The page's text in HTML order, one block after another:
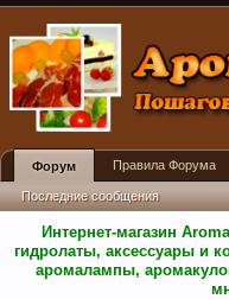
Интернет-магазин
гидролаты, аксессуары и
аромалампы,
Форум
Последние сообщения
Правила Форума